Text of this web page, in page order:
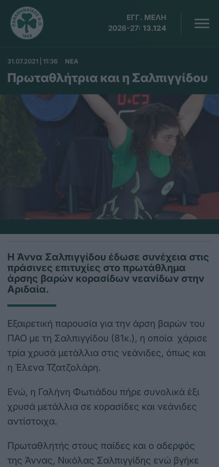
ΕΓΓ. ΜΕΛΗ
2026-27: 13.124
31.07.2021 | 11:36 ΝΕΑ
Πρωταθλήτρια και η Σαλπιγγίδου
Η Άννα Σαλπιγγίδου έδωσε συνέχεια στις
πράσινες επιτυχίες στο πρωτάθλημα
άρσης βαρών κορασίδων νεανίδων στην
Αριδαία.
Εξαιρετική παρουσία για την άρση βαρών του
ΠΑΟ με τη Σαλπιγγίδου (81κ.), η οποία χάρισε
τρία χρυσά μετάλλια στις νεάνιδες, όπως και
η Έλενα Τζατζολάρη.
Ενώ, η Γαλήνη Φωτιάδου πήρε συνολικά έξι
χρυσά μετάλλια σε κορασίδες και νεάνιδες
αντίστοιχα.
Πρωταθλητής στους παίδες και ο αδερφός
της Άννας, Νικόλας Σαλπιγγίδης ενώ βγήκε